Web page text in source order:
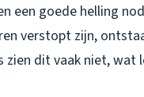
een goede helling
verstopt zijn,
zien dit vaak niet,